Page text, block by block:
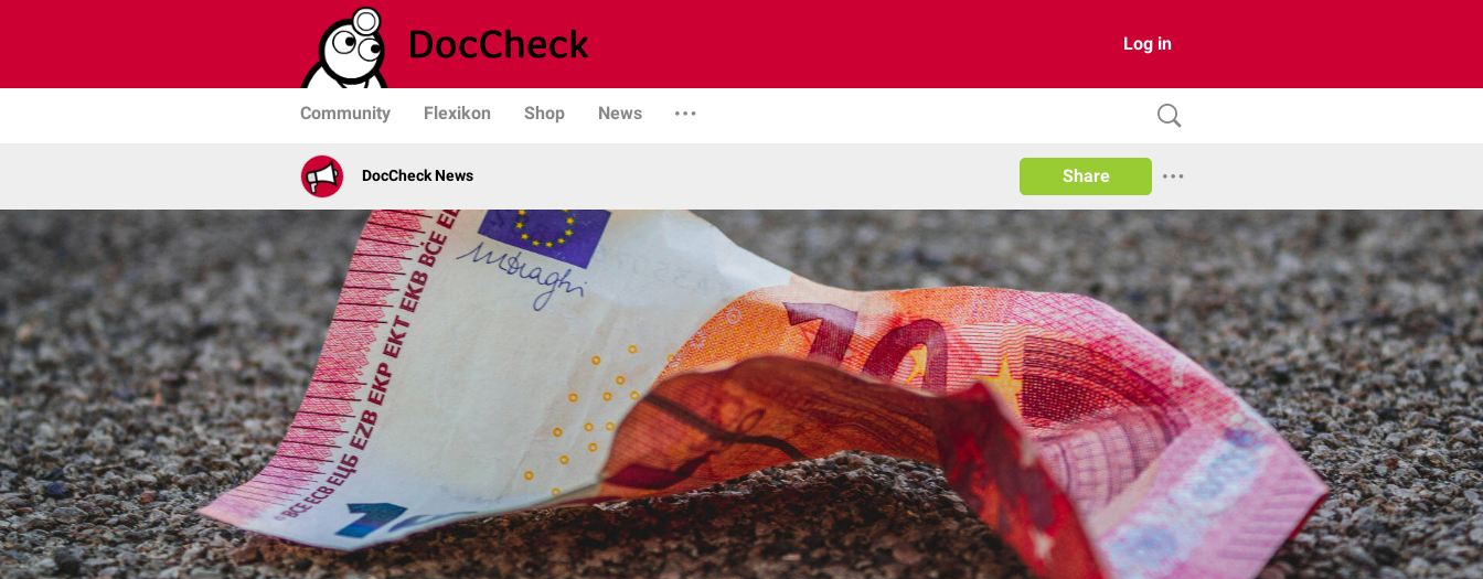
Log in
Community Flexikon Shop News
DocCheck News Share